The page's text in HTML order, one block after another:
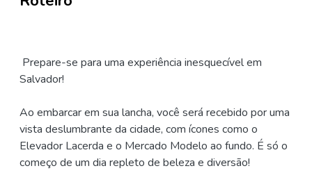
Prepare-se para uma experiência inesquecível em
Salvador!
Ao embarcar em sua lancha, você será recebido por uma
vista deslumbrante da cidade, com ícones como o
Elevador Lacerda e o Mercado Modelo ao fundo. É só o
começo de um dia repleto de beleza e diversão!